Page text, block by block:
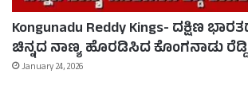
Kongunadu Reddy Kings- ದಕ್ಷಿಣ
ಚಿನ್ನದ ನಾಣ್ಯ ಹೊರಡಿಸಿದ ಕೊಂಗನಾಡು
January 24, 2026